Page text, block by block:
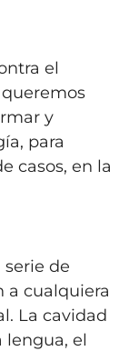
el
y
para
casos, en la
de
a cualquiera
La cavidad
lengua, el